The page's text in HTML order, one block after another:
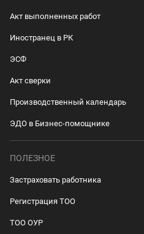
Акт выполненных работ
Иностранец в РК
ЭСФ
Акт сверки
Производственный календарь
ЭДО в Бизнес-помощнике
ПОЛЕЗНОЕ
Застраховать работника
Регистрация ТОО
ТОО ОУР